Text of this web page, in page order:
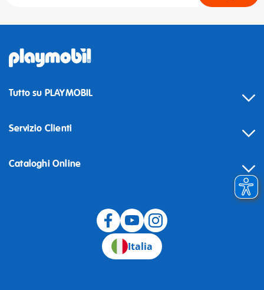
Tutto su PLAYMOBIL
Servizio Clienti
Cataloghi Online
Italia